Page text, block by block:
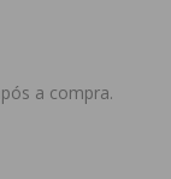
a compra.